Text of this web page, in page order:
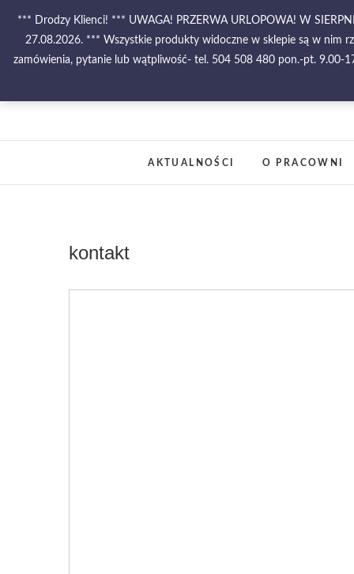
*** Drodzy Klienci! *** UWAGA! PRZERWA URLOPOWA! W
27.08.2026. *** Wszystkie produkty widoczne w sklepie są w nim
zamówienia, pytanie lub wątpliwość- tel. 504 508 480 pon.-pt. 9.00-
AKTUALNOŚCI O PRACOWNI
kontakt